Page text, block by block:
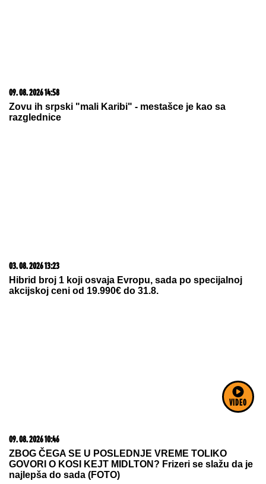
09. 08. 2026 14:58
Zovu ih srpski "mali Karibi" - mestašce je kao sa
razglednice
03. 08. 2026 13:23
Hibrid broj 1 koji osvaja Evropu, sada po specijalnoj
akcijskoj ceni od 19.990€ do 31.8.
09. 08. 2026 10:46
ZBOG ČEGA SE U POSLEDNJE VREME TOLIKO
GOVORI O KOSI KEJT MIDLTON? Frizeri se slažu da je
najlepša do sada (FOTO)